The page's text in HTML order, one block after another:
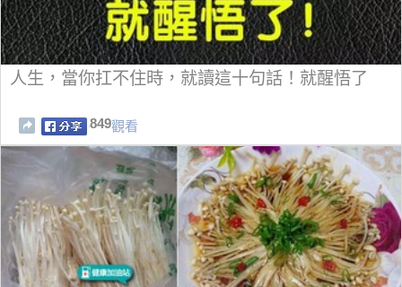
人生，當你扛不住時，就讀這十句話！就醒悟了
849觀看